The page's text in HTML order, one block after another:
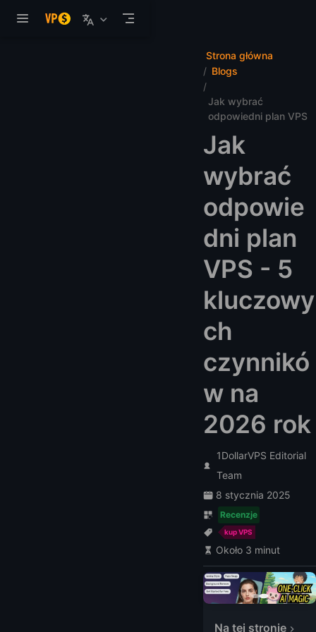
Strona główna
Blogs
Jak wybrać
odpowiedni plan VPS
Jak
wybrać
odpowie
dni plan
VPS - 5
kluczowy
ch
czynnikó
w na
2026 rok
1DollarVPS Editorial
Team
8 stycznia 2025
Recenzje
kup VPS
Około 3 minut
Na tej stronie